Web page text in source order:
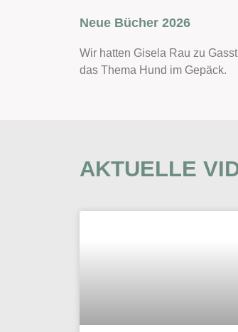
Neue Bücher 2026
Wir hatten Gisela Rau zu
das Thema Hund im Gepäck.
AKTUELLE